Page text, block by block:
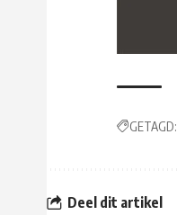
GETAGD:
Deel dit artikel